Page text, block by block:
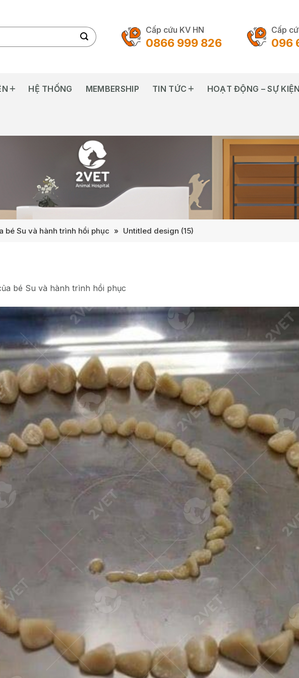
Cấp cứu KV HN
0866 999 826
Cấp
096
HỆ THỐNG MEMBERSHIP TIN TỨC HOẠT ĐỘNG – SỰ KIỆN
bé Su và hành trình hồi phục » Untitled design (15)
bé Su và hành trình hồi phục